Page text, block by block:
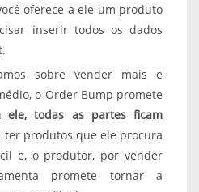
oferece a ele um produto
inserir todos os dados
sobre vender mais e
o Order Bump promete
ele, todas as partes ficam
ter produtos que ele procura
e, o produtor, por vender
promete tornar a